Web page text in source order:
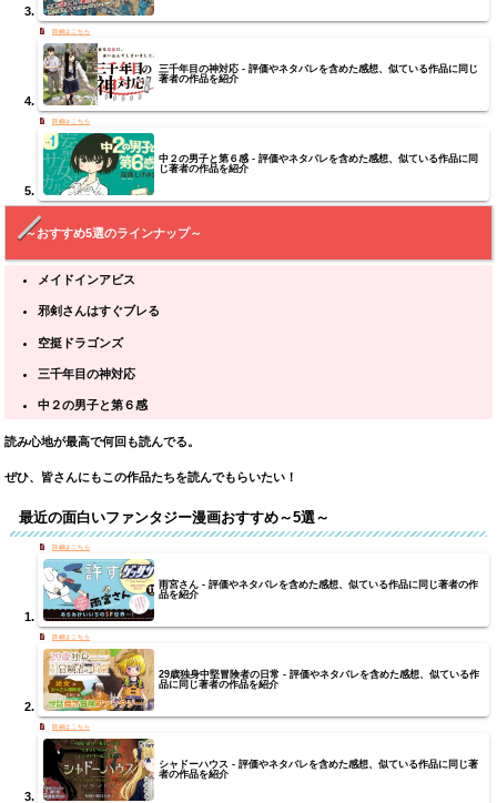
三千年目の神対応 - 評価やネタバレを含めた感想、似ている作品に同じ
著者の作品を紹介
中２の男子と第６感 - 評価やネタバレを含めた感想、似ている作品に同
じ著者の作品を紹介
～おすすめ5選のラインナップ～
メイドインアビス
邪剣さんはすぐブレる
空挺ドラゴンズ
三千年目の神対応
中２の男子と第６感
読み心地が最高で何回も読んでる。
ぜひ、皆さんにもこの作品たちを読んでもらいたい！
最近の面白いファンタジー漫画おすすめ～5選～
雨宮さん - 評価やネタバレを含めた感想、似ている作品に同じ著者の作
品を紹介
29歳独身中堅冒険者の日常 - 評価やネタバレを含めた感想、似ている作
品に同じ著者の作品を紹介
シャドーハウス - 評価やネタバレを含めた感想、似ている作品に同じ著
者の作品を紹介